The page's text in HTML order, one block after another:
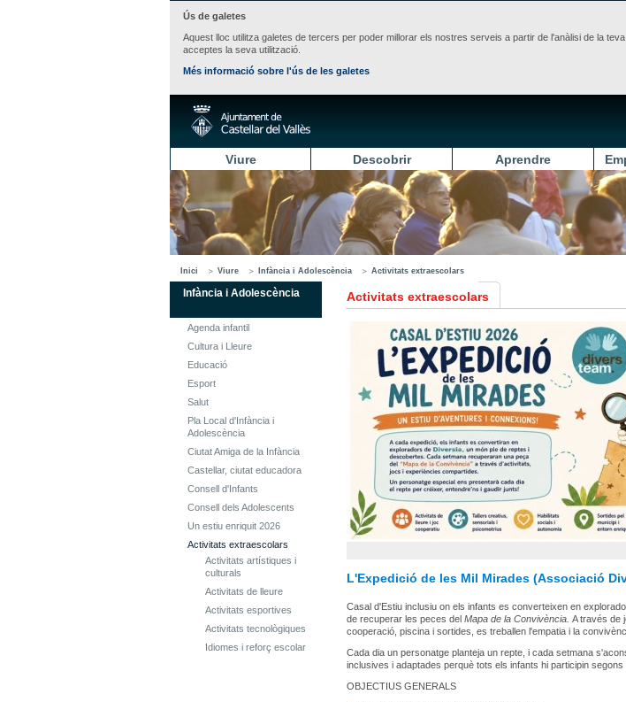
Ús de galetes
Aquest lloc utilitza galetes de tercers per poder millorar els nostres serveis a partir de l'anàlisi de la
acceptes la seva utilització.
Més informació sobre l'ús de les galetes
Viure Descobrir Aprendre
Inici Viure Infància i Adolescència Activitats extraescolars
Infància i Adolescència
Agenda infantil
Cultura i Lleure
Educació
Esport
Salut
Pla Local d'Infància i
Adolescència
Ciutat Amiga de la Infància
Castellar, ciutat educadora
Consell d'Infants
Consell dels Adolescents
Un estiu enriquit 2026
Activitats extraescolars
Activitats artístiques i
culturals
Activitats de lleure
Activitats esportives
Activitats tecnològiques
Idiomes i reforç escolar
Activitats extraescolars
L'Expedició de les Mil Mirades (Associació
Casal d'Estiu inclusiu on els infants es converteixen en
de recuperar les peces del Mapa de la Convivència. A través de
cooperació, piscina i sortides, es treballen l'empatia i la
Cada dia un personatge planteja un repte, i cada setmana
inclusives i adaptades perquè tots els infants hi participin segons
OBJECTIUS GENERALS